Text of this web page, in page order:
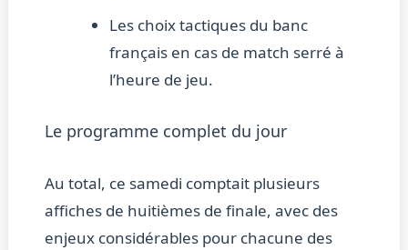
Les choix tactiques du banc
français en cas de match serré à
l’heure de jeu.
Le programme complet du jour
Au total, ce samedi comptait plusieurs
affiches de huitièmes de finale, avec des
enjeux considérables pour chacune des